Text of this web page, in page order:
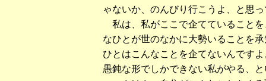
ゃないか、のんびり行こうよ、と思
私は、私がここで企てていること
なひとが世のなかに大勢いることを
ひとはこんなことを企てないんです
愚鈍な形でしかできない私がやる、